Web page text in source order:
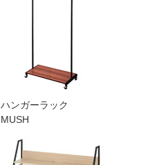
ハンガーラック
MUSH